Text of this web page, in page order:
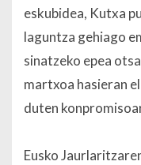
eskubidea, Kutxa
laguntza gehiago
sinatzeko epea
martxoa hasieran
duten
Eusko